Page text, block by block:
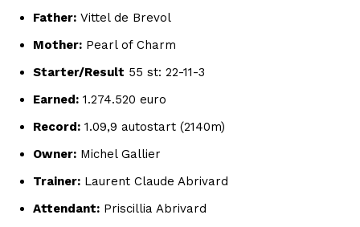
Father: Vittel de Brevol
Mother: Pearl of Charm
Starter/Result 55 st: 22-11-3
Earned: 1.274.520 euro
Record: 1.09,9 autostart (2140m)
Owner: Michel Gallier
Trainer: Laurent Claude Abrivard
Attendant: Priscillia Abrivard